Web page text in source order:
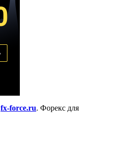
fx-force.ru. Форекс для